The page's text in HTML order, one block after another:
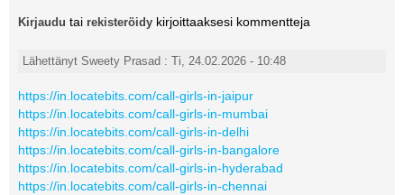
Kirjaudu tai rekisteröidy kirjoittaaksesi kommentteja
Lähettänyt Sweety Prasad : Ti, 24.02.2026 - 10:48
https://in.locatebits.com/call-girls-in-jaipur
https://in.locatebits.com/call-girls-in-mumbai
https://in.locatebits.com/call-girls-in-delhi
https://in.locatebits.com/call-girls-in-bangalore
https://in.locatebits.com/call-girls-in-hyderabad
https://in.locatebits.com/call-girls-in-chennai